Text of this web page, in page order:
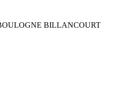
BILLANCOURT